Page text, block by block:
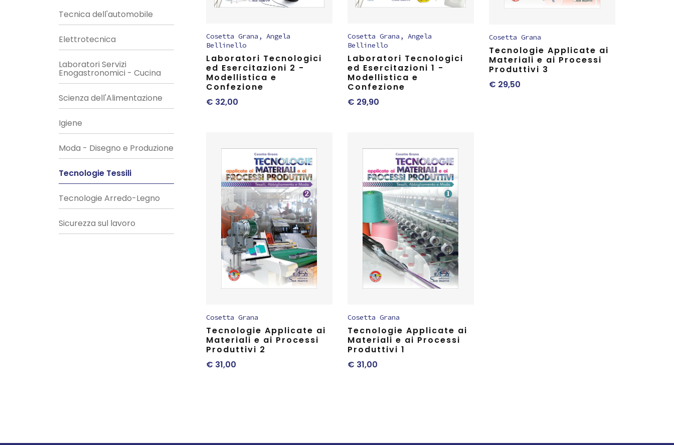
Tecnica dell'automobile
Elettrotecnica
Laboratori Servizi
Enogastronomici - Cucina
Scienza dell'Alimentazione
Igiene
Moda - Disegno e Produzione
Tecnologie Tessili
Tecnologie Arredo-Legno
Sicurezza sul lavoro
Cosetta Grana , Angela
Bellinello
Laboratori Tecnologici
ed Esercitazioni 2 -
Modellistica e
Confezione
€ 32,00
Cosetta Grana , Angela
Bellinello
Laboratori Tecnologici
ed Esercitazioni 1 -
Modellistica e
Confezione
€ 29,90
Cosetta Grana
Tecnologie Applicate ai
Materiali e ai Processi
Produttivi 3
€ 29,50
Cosetta Grana
Tecnologie Applicate ai
Materiali e ai Processi
Produttivi 2
€ 31,00
Cosetta Grana
Tecnologie Applicate ai
Materiali e ai Processi
Produttivi 1
€ 31,00